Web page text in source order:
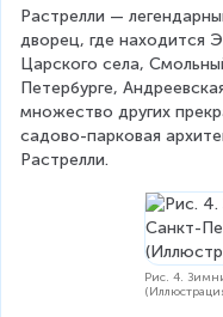
Растрелли —
дворец, где находится
Царского села,
Петербурге,
множество других
садово-парковая
Растрелли.
Рис. 4.